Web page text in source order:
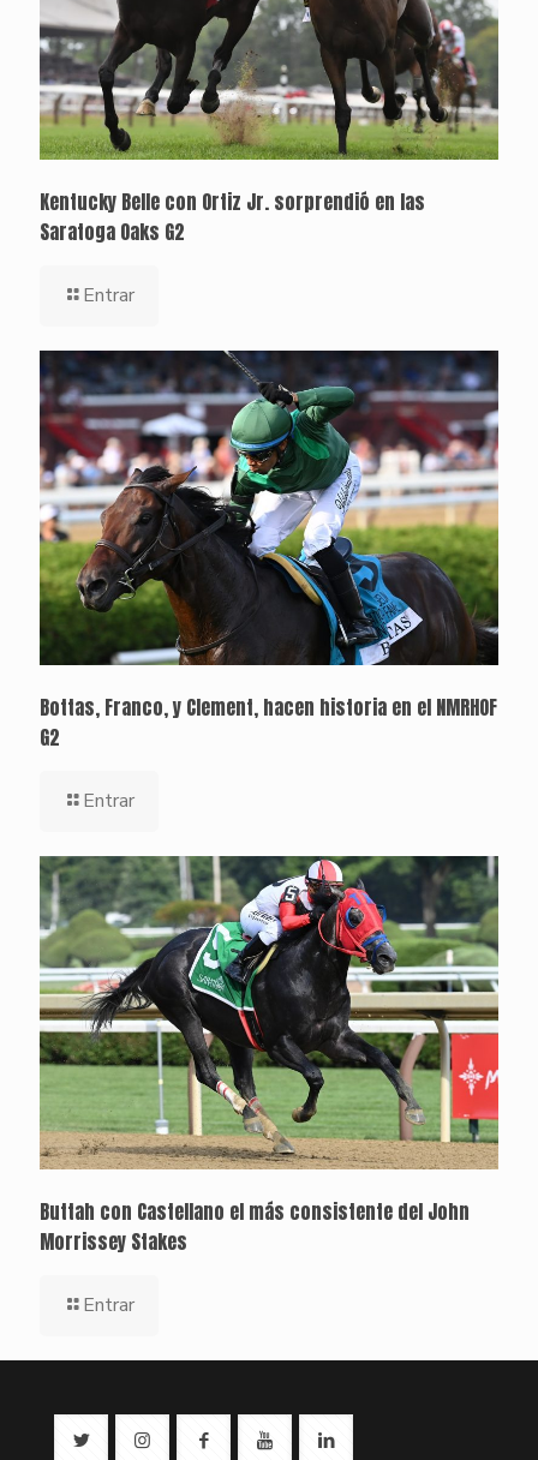
Kentucky Belle con Ortiz Jr. sorprendió en las
Saratoga Oaks G2
Entrar
Bottas, Franco, y Clement, hacen historia en el NMRHOF
G2
Entrar
Buttah con Castellano el más consistente del John
Morrissey Stakes
Entrar